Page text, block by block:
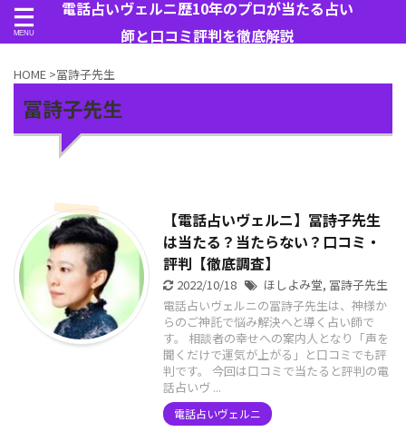
電話占いヴェルニ歴10年のプロが当たる占い
師と口コミ評判を徹底解説
HOME >冨詩子先生
冨詩子先生
【電話占いヴェルニ】冨詩子先生
は当たる？当たらない？口コミ・
評判【徹底調査】
2022/10/18 ほしよみ堂, 冨詩子先生
電話占いヴェルニの冨詩子先生は、神様か
らのご神託で悩み解決へと導く占い師で
す。 相談者の幸せへの案内人となり「声を
聞くだけで運気が上がる」と口コミでも評
判です。 今回は口コミで当たると評判の電
話占いヴ ...
電話占いヴェルニ